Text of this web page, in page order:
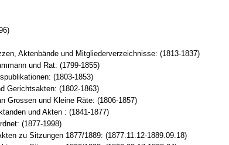
Aktenbände und Mitgliederverzeichnisse: (1813-1837)
und Rat: (1799-1855)
(1803-1853)
Gerichtsakten: (1802-1863)
Grossen und Kleine Räte: (1806-1857)
und Akten : (1841-1877)
(1877-1998)
zu Sitzungen 1877/1889: (1877.11.12-1889.09.18)